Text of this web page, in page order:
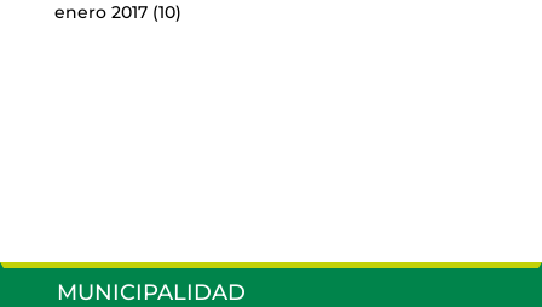
enero 2017(10)
MUNICIPALIDAD